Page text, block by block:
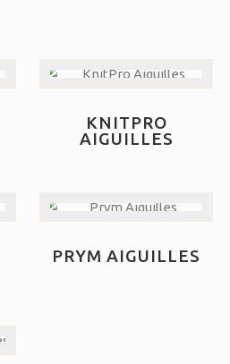
KNITPRO
AIGUILLES
PRYM AIGUILLES